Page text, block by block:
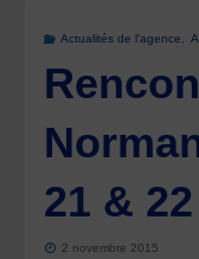
Actualités de l'agence
21 &
2 novembre 2015